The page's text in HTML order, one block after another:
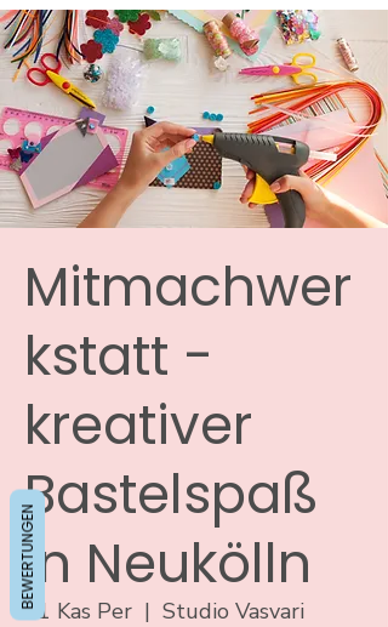
Mitmachwer
kstatt -
kreativer
Bastelspaß
in Neukölln
21 Kas Per
  |
Studio Vasvari
BEWERTUNGEN